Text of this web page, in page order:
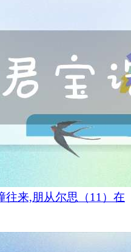
往来,朋从尔思（11）在